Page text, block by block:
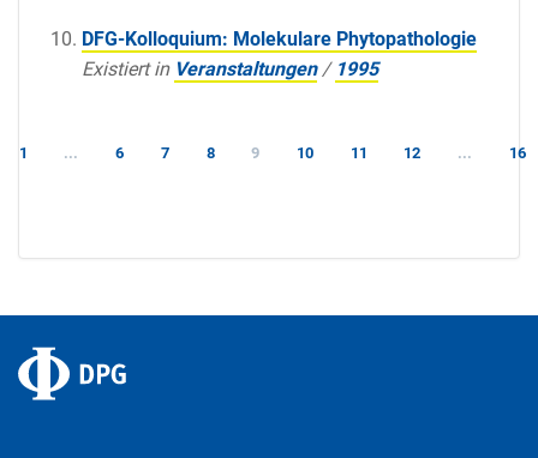
DFG-Kolloquium: Molekulare Phytopathologie
Existiert in Veranstaltungen / 1995
1 ... 6 7 8 9 10 11 12 ... 16